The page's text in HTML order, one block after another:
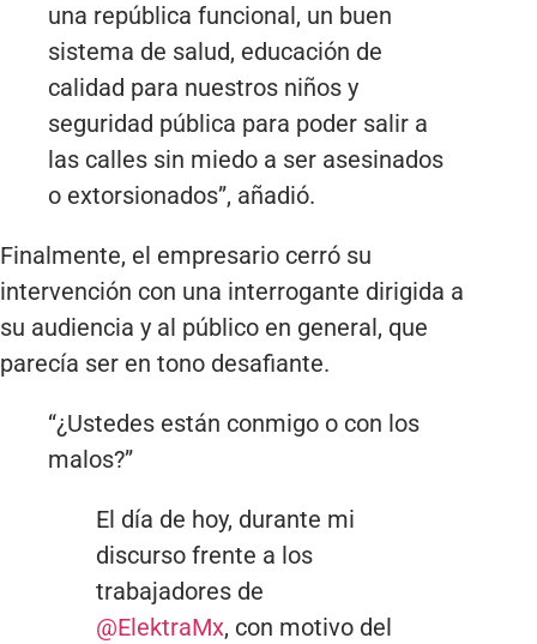
una república funcional, un buen
sistema de salud, educación de
calidad para nuestros niños y
seguridad pública para poder salir a
las calles sin miedo a ser asesinados
o extorsionados”, añadió.
Finalmente, el empresario cerró su
intervención con una interrogante dirigida a
su audiencia y al público en general, que
parecía ser en tono desafiante.
“¿Ustedes están conmigo o con los
malos?”
El día de hoy, durante mi
discurso frente a los
trabajadores de
@ElektraMx, con motivo del